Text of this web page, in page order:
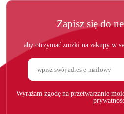
Zapisz się do
aby otrzymać zniżki na zakupy w
Wyrażam zgodę na przetwarzanie